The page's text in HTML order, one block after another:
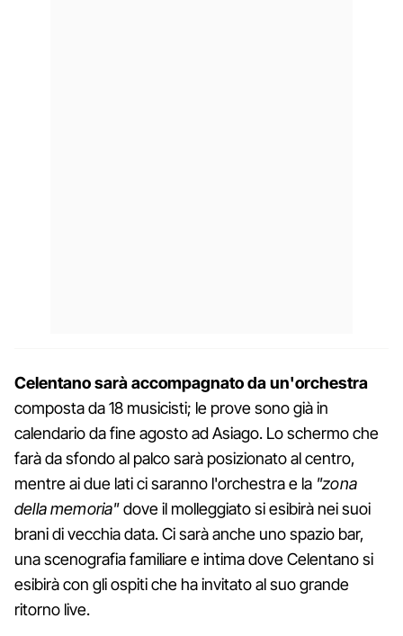
Celentano sarà accompagnato da un'orchestra
composta da 18 musicisti; le prove sono già in
calendario da fine agosto ad Asiago. Lo schermo che
farà da sfondo al palco sarà posizionato al centro,
mentre ai due lati ci saranno l'orchestra e la "zona
della memoria"dove il molleggiato si esibirà nei suoi
brani di vecchia data. Ci sarà anche uno spazio bar,
una scenografia familiare e intima dove Celentano si
esibirà con gli ospiti che ha invitato al suo grande
ritorno live.